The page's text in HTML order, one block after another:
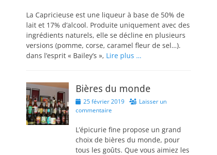
La Capricieuse est une liqueur à base de 50% de
lait et 17% d’alcool. Produite uniquement avec des
ingrédients naturels, elle se décline en plusieurs
versions (pomme, corse, caramel fleur de sel…).
dans l’esprit « Bailey’s », Lire plus …
Bières du monde
Posted
on
25 février 2019
Laisser un
commentaire
L’épicurie fine propose un grand
choix de bières du monde, pour
tous les goûts. Que vous aimiez les